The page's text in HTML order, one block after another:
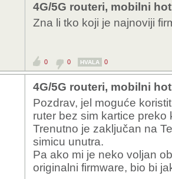
4G/5G routeri, mobilni
Zna li tko koji je najnoviji
0 0 HVALA 0
4G/5G routeri, mobilni
Pozdrav, jel moguće
ruter bez sim kartice
Trenutno je zaključan na
simicu unutra.
Pa ako mi je neko voljan
originalni firmware, bio bi